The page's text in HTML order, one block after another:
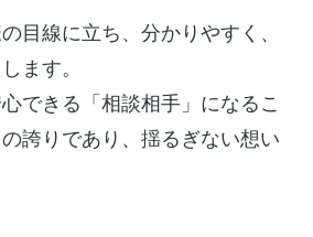
目線に立ち、分かりやすく、
ます。
できる「相談相手」になるこ
誇りであり、揺るぎない想い